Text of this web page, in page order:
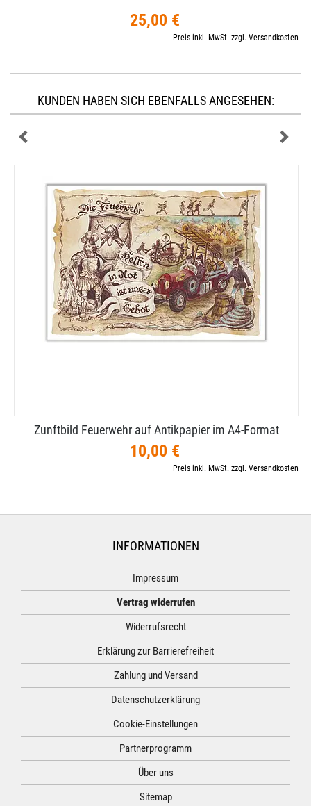
25,00 €
Preis inkl. MwSt. zzgl. Versandkosten
KUNDEN HABEN SICH EBENFALLS ANGESEHEN:
Zunftbild Feuerwehr auf Antikpapier im A4-​Format
10,00 €
Preis inkl. MwSt. zzgl. Versandkosten
INFORMATIONEN
Impressum
Vertrag widerrufen
Widerrufsrecht
Erklärung zur Barrierefreiheit
Zahlung und Versand
Datenschutzerklärung
Cookie-Einstellungen
Partnerprogramm
Über uns
Sitemap